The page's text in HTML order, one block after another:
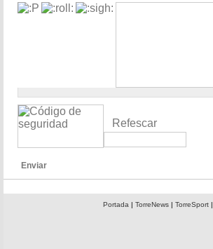
Refescar
Enviar
Portada| TorreNews| TorreSport|